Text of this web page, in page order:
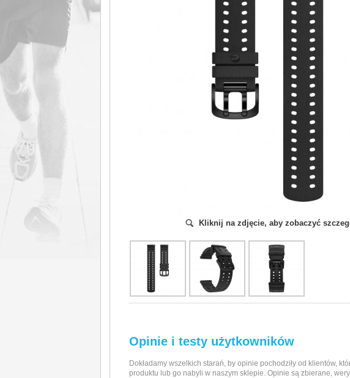
Kliknij na zdjęcie, aby zobaczyć
Opinie i testy użytkowników
Dokładamy wszelkich starań, by opinie pochodziły od klientów,
produktu lub go nabyli w naszym sklepie. Opinie są zbierane,